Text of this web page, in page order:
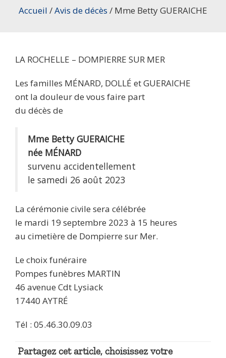
Accueil /Avis de décès / Mme Betty GUERAICHE
LA ROCHELLE – DOMPIERRE SUR MER
Les familles MÉNARD, DOLLÉ et GUERAICHE
ont la douleur de vous faire part
du décès de
Mme Betty GUERAICHE
née MÉNARD
survenu accidentellement
le samedi 26 août 2023
La cérémonie civile sera célébrée
le mardi 19 septembre 2023 à 15 heures
au cimetière de Dompierre sur Mer.
Le choix funéraire
Pompes funèbres MARTIN
46 avenue Cdt Lysiack
17440 AYTRÉ
Tél : 05.46.30.09.03
Partagez cet article, choisissez votre